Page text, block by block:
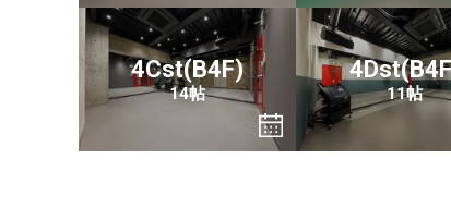
4Cst(B4F)
14帖 11帖